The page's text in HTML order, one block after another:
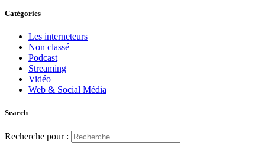
Catégories
Les interneteurs
Non classé
Podcast
Streaming
Vidéo
Web & Social Média
Search
Recherche pour :